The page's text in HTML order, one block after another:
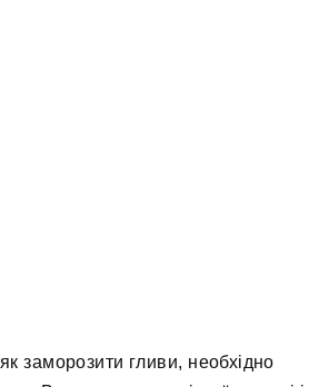
заморозити гливи, необхідно